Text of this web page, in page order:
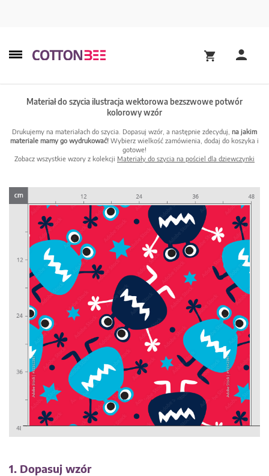
Materiał do szycia ilustracja wektorowa bezszwowe potwór
kolorowy wzór
Drukujemy na materiałach do szycia. Dopasuj wzór, a następnie zdecyduj, na jakim
materiale mamy go wydrukować! Wybierz wielkość zamówienia, dodaj do koszyka i
gotowe!
Zobacz wszystkie wzory z kolekcji Materiały do szycia na pościel dla dziewczynki
1. Dopasuj wzór